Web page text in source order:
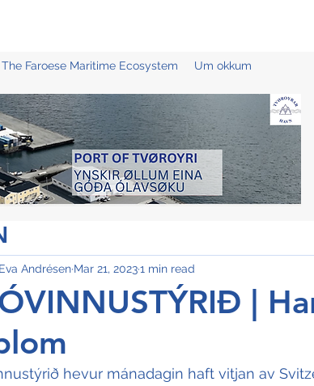
The Faroese Maritime Ecosystem Um okkum
|
Eva Andrésen Mar 21, 20231 min read
hevur mánadagin haft vitjan av